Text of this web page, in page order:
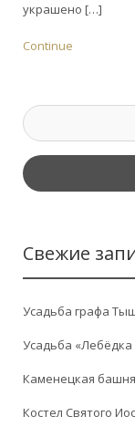
украшено […]
Continue
Свежие
Усадьба графа
Усадьба
Каменецкая башня
Костел Святого